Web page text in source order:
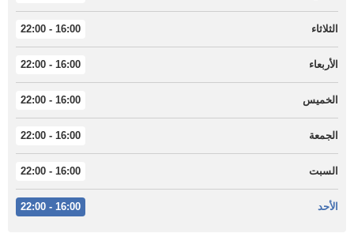
الثلاثاء 16:00 - 22:00
الأربعاء 16:00 - 22:00
الخميس 16:00 - 22:00
الجمعة 16:00 - 22:00
السبت 16:00 - 22:00
الأحد 16:00 - 22:00